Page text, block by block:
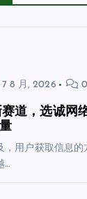
7 8 月, 2026
道，选诚网
，用户获取信息的
…